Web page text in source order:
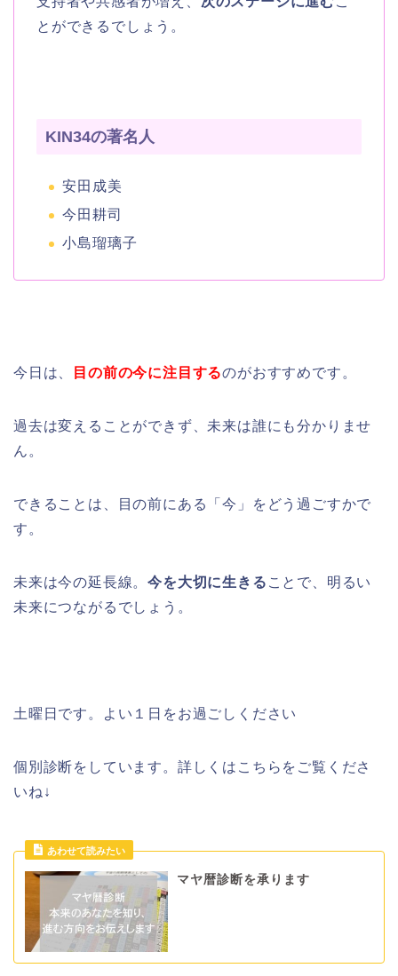
とができるでしょう。
KIN34の著名人
安田成美
今田耕司
小島瑠璃子
今日は、 目の前の今に注目するのがおすすめです。
過去は変えることができず、未来は誰にも分かりませ
ん。
できることは、目の前にある「今」をどう過ごすかで
す。
未来は今の延長線。今を大切に生きる ことで、明るい
未来につながるでしょう。
土曜日です。よい１日をお過ごしください
個別診断をしています。詳しくはこちらをご覧くださ
いね ↓
マヤ暦診断を承ります